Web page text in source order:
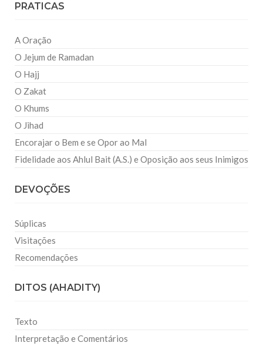
PRATICAS
A Oração
O Jejum de Ramadan
O Hajj
O Zakat
O Khums
O Jihad
Encorajar o Bem e se Opor ao Mal
Fidelidade aos Ahlul Bait (A.S.) e Oposição aos seus Inimigos
DEVOÇÕES
Súplicas
Visitações
Recomendações
DITOS (AHADITY)
Texto
Interpretação e Comentários